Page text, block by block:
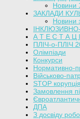
Новини
ЗАКЛАДИ
Новини
А Т Е С Т А Ц
ПЛІЧ-о-ПЛІЧ
Олімпіади
Конкурси
Нормативно-
Військово-
STOP корупція
Замовлення
ДПА
З досвіду